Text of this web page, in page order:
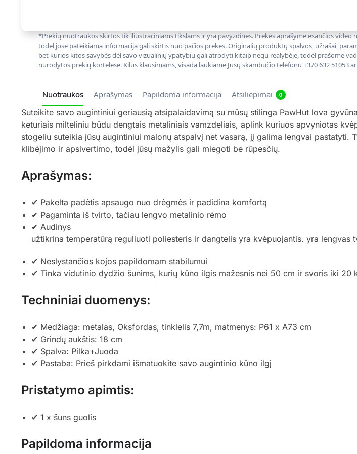
*Prekių nuotraukos skirtos tik iliustraciniams tikslams ir yra pavyzdinės. Prekės aprašyme esančios
todėl jose pateikiama informacija gali skirtis nuo pačios prekės. Originalių produktų spalvos, užrašai,
bet kurios kitos savybės dėl savo vizualinių ypatybių gali atrodyti kitaip negu realybėje, todėl prašome
nurodytos prekių kortelėse. Kilus klausimams, visada laukiame Jūsų skambučio telefonu +370 632 51053
Nuotraukos Aprašymas Papildoma informacija Atsiliepimai 0
Suteikite savo augintiniui geriausią atsipalaidavimą su mūsų stilinga PawHut lova
keturiais milteliniu būdu dengtais metaliniais vamzdeliais, aplink kuriuos apvyniotas
stogeliu suteikia jūsų augintiniui malonų atspalvį net vasarą, jį galima lengvai pastatyti.
klibėjimo ir apsivertimo, todėl jūsų mažylis gali miegoti be rūpesčių.
Aprašymas:
✔ Pakelta padėtis apsaugo nuo drėgmės ir padidina komfortą
✔ Pagaminta iš tvirto, tačiau lengvo metalinio rėmo
✔ Audinys
užtikrina temperatūrą reguliuoti poliesteris ir dangtelis yra kvėpuojantis. yra lengvas
✔ Neslystančios kojos papildomam stabilumui
✔ Tinka vidutinio dydžio šunims, kurių kūno ilgis mažesnis nei 50 cm ir svoris iki 20
Techniniai duomenys:
✔ Medžiaga: metalas, Oksfordas, tinklelis 7,7m, matmenys: P61 x A73 cm
✔ Grindų aukštis: 18 cm
✔ Spalva: Pilka+Juoda
✔ Pastaba: Prieš pirkdami išmatuokite savo augintinio kūno ilgį
Pristatymo apimtis:
✔ 1 x šuns guolis
Papildoma informacija